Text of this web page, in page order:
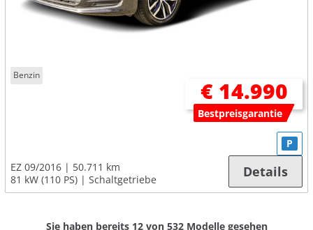
Benzin
€ 14.990
Bestpreisgarantie
EZ 09/2016
50.711 km
81 kW (110 PS)
Schaltgetriebe
P
Details
Sie haben bereits 12von 532Modelle gesehen